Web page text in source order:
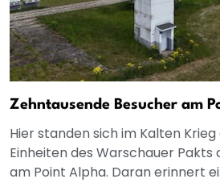
Zehntausende Besucher am
Hier standen sich im Kalten
Einheiten des Warschauer
am Point Alpha. Daran erinnert